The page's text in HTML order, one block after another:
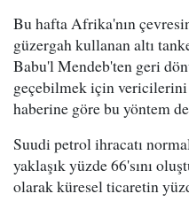
Bu hafta Afrika'nın
güzergah kullanan altı
Babu'l Mendeb'ten geri
geçebilmek için
haberine göre bu yöntem
Suudi petrol ihracatı
yaklaşık yüzde 66'sını
olarak küresel ticaretin